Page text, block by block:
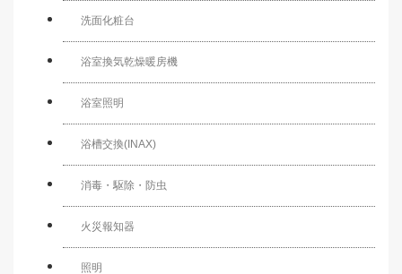
洗面化粧台
浴室換気乾燥暖房機
浴室照明
浴槽交換(INAX)
消毒・駆除・防虫
火災報知器
照明